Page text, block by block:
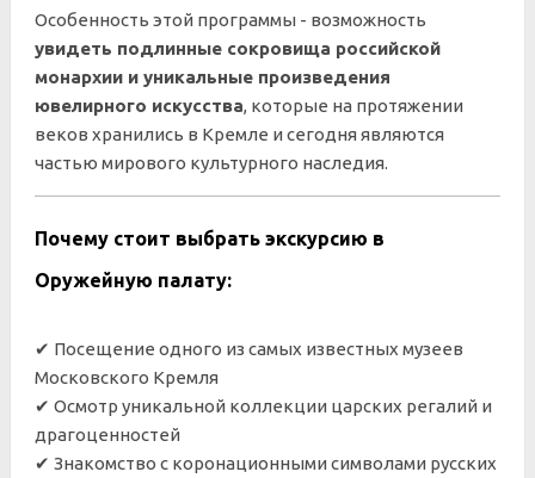
Особенность этой программы - возможность
увидеть подлинные сокровища российской
монархии и уникальные произведения
ювелирного искусства, которые на протяжении
веков хранились в Кремле и сегодня являются
частью мирового культурного наследия.
Почему стоит выбрать экскурсию в
Оружейную палату:
✔ Посещение одного из самых известных музеев
Московского Кремля
✔ Осмотр уникальной коллекции царских регалий и
драгоценностей
✔ Знакомство с коронационными символами русских